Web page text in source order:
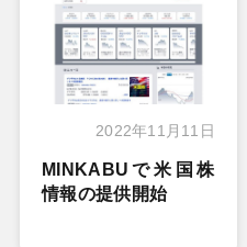
2022年11月11日
MINKABUで米国株
情報の提供開始